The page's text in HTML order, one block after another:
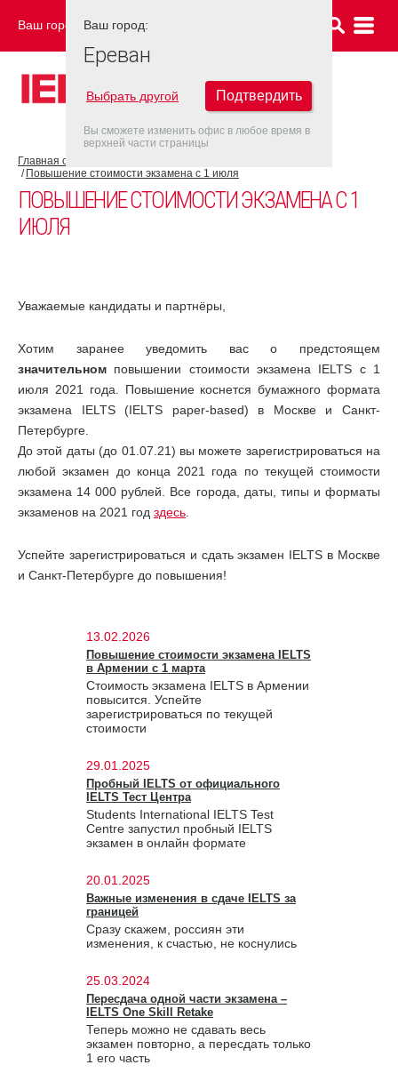
Ваш город: ЕРЕВАН
Главная страница
Повышение стоимости экзамена с 1 июля
ПОВЫШЕНИЕ СТОИМОСТИ ЭКЗАМЕНА С 1
ИЮЛЯ
Уважаемые кандидаты и партнёры,
Хотим заранее уведомить вас о предстоящем
значительном повышении стоимости экзамена IELTS с 1
июля 2021 года. Повышение коснется бумажного формата
экзамена IELTS (IELTS paper-based) в Москве и Санкт-
Петербурге.
До этой даты (до 01.07.21) вы можете зарегистрироваться на
любой экзамен до конца 2021 года по текущей стоимости
экзамена 14 000 рублей. Все города, даты, типы и форматы
экзаменов на 2021 год здесь
Успейте зарегистрироваться и сдать экзамен IELTS в Москве
и Санкт-Петербурге до повышения!
13.02.2026
Повышение стоимости экзамена IELTS
в Армении с 1 марта
Стоимость экзамена IELTS в Армении
повысится. Успейте
зарегистрироваться по текущей
стоимости
29.01.2025
Пробный IELTS от официального
IELTS Тест Центра
Students International IELTS Test
Centre запустил пробный IELTS
экзамен в онлайн формате
20.01.2025
Важные изменения в сдаче IELTS за
границей
Сразу скажем, россиян эти
изменения, к счастью, не коснулись
25.03.2024
Пересдача одной части экзамена –
IELTS One Skill Retake
Теперь можно не сдавать весь
экзамен повторно, а пересдать только
1 его часть
Ваш город:
Ереван
Выбрать другой Подтвердить
Вы сможете изменить офис в любое время в
верхней части страницы